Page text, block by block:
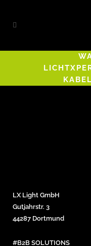
LX Light GmbH
Gutjahrstr. 3
44287 Dortmund
#B2B SOLUTIONS